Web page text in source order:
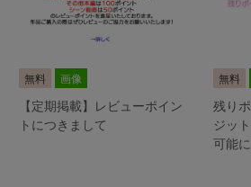
無料 画像
【定期掲載】レビューポイン
トにつきまして
無料
残り
ジッ
可能